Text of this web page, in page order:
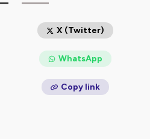
ausha.co/politique-de-
d'informations.
X (Twitter)
WhatsApp
Copy link